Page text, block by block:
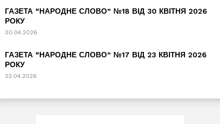
ГАЗЕТА “НАРОДНЕ СЛОВО” №18 ВІД 30 КВІТНЯ 2026
РОКУ
30.04.2026
ГАЗЕТА “НАРОДНЕ СЛОВО” №17 ВІД 23 КВІТНЯ 2026
РОКУ
23.04.2026